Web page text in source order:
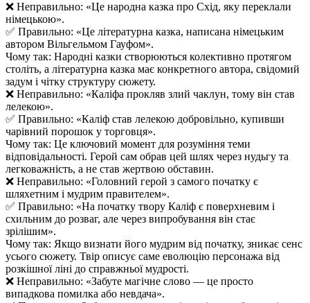
❌ Неправильно: «Це народна казка про Схід, яку переклали
німецькою».
✅ Правильно: «Це літературна казка, написана німецьким
автором Вільгельмом Гауфом».
Чому так: Народні казки створюються колективно протягом
століть, а літературна казка має конкретного автора, свідомий
задум і чітку структуру сюжету.
❌ Неправильно: «Каліфа прокляв злий чаклун, тому він став
лелекою».
✅ Правильно: «Каліф став лелекою добровільно, купивши
чарівний порошок у торговця».
Чому так: Це ключовий момент для розуміння теми
відповідальності. Герой сам обрав цей шлях через нудьгу та
легковажність, а не став жертвою обставин.
❌ Неправильно: «Головний герой з самого початку є
шляхетним і мудрим правителем».
✅ Правильно: «На початку твору Каліф є поверхневим і
схильним до розваг, але через випробування він стає
зрілішим».
Чому так: Якщо визнати його мудрим від початку, зникає сенс
усього сюжету. Твір описує саме еволюцію персонажа від
розкішної ліні до справжньої мудрості.
❌ Неправильно: «Забуте магічне слово — це просто
випадкова помилка або невдача».